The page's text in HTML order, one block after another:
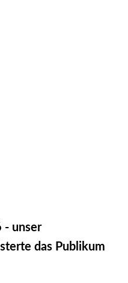
- unser
das Publikum